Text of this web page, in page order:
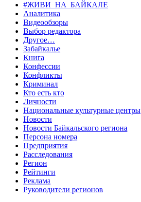
#ЖИВИ_НА_БАЙКАЛЕ
Аналитика
Видеообзоры
Выбор редактора
Другое…
Забайкалье
Книга
Конфессии
Конфликты
Криминал
Кто есть кто
Личности
Национальные культурные центры
Новости
Новости Байкальского региона
Персона номера
Предприятия
Расследования
Регион
Рейтинги
Реклама
Руководители регионов